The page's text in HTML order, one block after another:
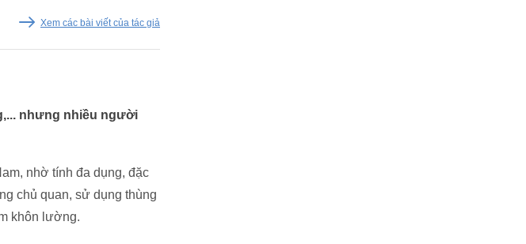
Xem các bài viết của tác giả
nhưng nhiều người
nhờ tính đa dụng, đặc
chủ quan, sử dụng thùng
khôn lường.